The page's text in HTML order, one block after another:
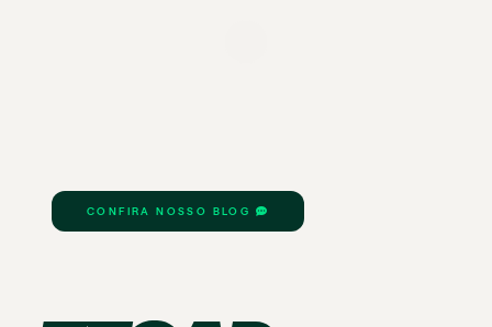
CONFIRA NOSSO BLOG